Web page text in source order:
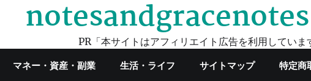
PR「本サイトはアフィリエイト広告を利用していま
マネー・資産・副業 生活・ライフ サイトマップ 特定商